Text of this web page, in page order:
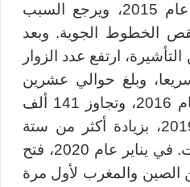
شخص/ مرة فقط في عام 2015، ويرجع السبب
الخطوط الجوية. وبعد
ارتفع عدد الزوار
وبلغ حوالي عشرين
ألف شخص/ مرة في عام 2016، وتجاوز 141 ألف
شخص/ مرة في عام 2019، بزيادة أكثر من ستة
أضعاف خلال أربع سنوات. في يناير عام 2020، فتح
الصين والمغرب لأول مرة